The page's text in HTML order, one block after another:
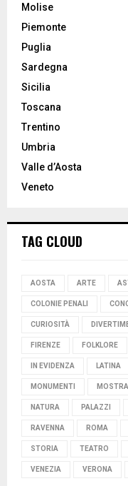
Molise
Piemonte
Puglia
Sardegna
Sicilia
Toscana
Trentino
Umbria
Valle d’Aosta
Veneto
TAG CLOUD
AOSTA ARTE
COLONIE PENALI
CURIOSITÀ
FIRENZE FOLKLORE
IN EVIDENZA LATINA
MONUMENTI MOSTRA
NATURA PALAZZI
RAVENNA ROMA
STORIA TEATRO
VENEZIA VERONA